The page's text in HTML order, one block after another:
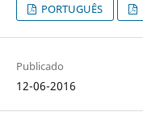
PORTUGUÊS
Publicado
12-06-2016